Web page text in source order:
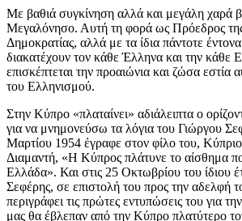
Με βαθιά συγκίνηση αλλά και μεγάλη χαρά
Μεγαλόνησο. Αυτή τη φορά ως Πρόεδρος
Δημοκρατίας, αλλά με τα ίδια πάντοτε
διακατέχουν τον κάθε Έλληνα και την κάθε
επισκέπτεται την προαιώνια και ζώσα εστία
του Ελληνισμού.
Στην Κύπρο «πλαταίνει» αδιάλειπτα ο
για να μνημονεύσω τα λόγια του Γιώργου
Μαρτίου 1954 έγραφε στον φίλο του,
Διαμαντή, «Η Κύπρος πλάτυνε το αίσθημα
Ελλάδα». Και στις 25 Οκτωβρίου του ίδιου
Σεφέρης, σε επιστολή του προς την αδελφή
περιγράφει τις πρώτες εντυπώσεις του για
μας θα έβλεπαν από την Κύπρο πλατύτερο